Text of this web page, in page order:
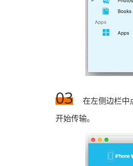
03
在左侧边栏中
开始传输。